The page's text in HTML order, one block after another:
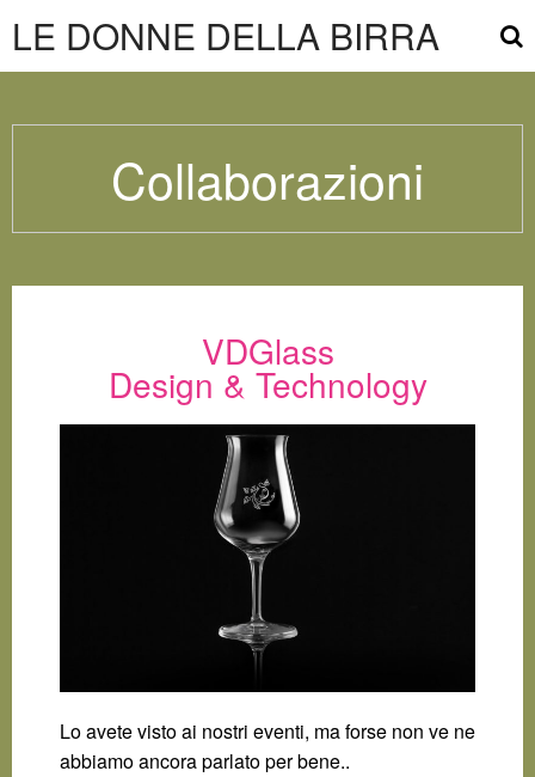
LE DONNE DELLA BIRRA
Collaborazioni
VDGlass
Design & Technology
Lo avete visto ai nostri eventi, ma forse non ve ne
abbiamo ancora parlato per bene..